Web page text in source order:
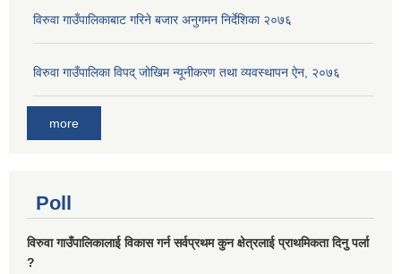
विरुवा गाउँपालिकाबाट गरिने बजार अनुगमन निर्देशिका २०७६
विरुवा गाउँपालिका विपद् जोखिम न्यूनीकरण तथा व्यवस्थापन ऐन, २०७६
more
Poll
विरुवा गाउँपालिकालाई विकास गर्न सर्वप्रथम कुन क्षेत्रलाई प्राथमिकता दिनु पर्ला
?